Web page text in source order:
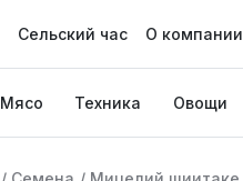
Сельский час О компании
Мясо Техника Овощи